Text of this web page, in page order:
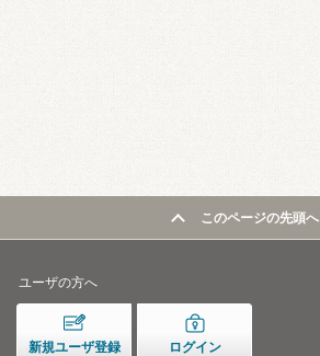
このページの先頭へ
ユーザの方へ
新規ユーザ登録 ログイン